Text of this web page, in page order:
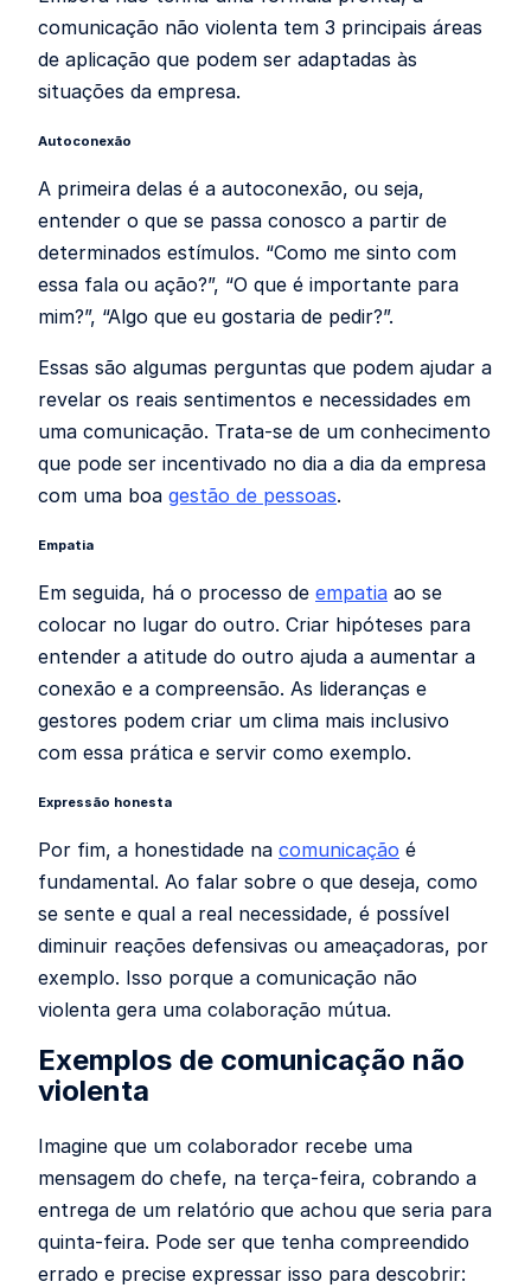
comunicação não violenta tem 3 principais áreas
de aplicação que podem ser adaptadas às
situações da empresa.
Autoconexão
A primeira delas é a autoconexão, ou seja,
entender o que se passa conosco a partir de
determinados estímulos. “Como me sinto com
essa fala ou ação?”, “O que é importante para
mim?”, “Algo que eu gostaria de pedir?”.
Essas são algumas perguntas que podem ajudar a
revelar os reais sentimentos e necessidades em
uma comunicação. Trata-se de um conhecimento
que pode ser incentivado no dia a dia da empresa
com uma boa gestão de pessoas.
Empatia
Em seguida, há o processo de empatia ao se
colocar no lugar do outro. Criar hipóteses para
entender a atitude do outro ajuda a aumentar a
conexão e a compreensão. As lideranças e
gestores podem criar um clima mais inclusivo
com essa prática e servir como exemplo.
Expressão honesta
Por fim, a honestidade na comunicação é
fundamental. Ao falar sobre o que deseja, como
se sente e qual a real necessidade, é possível
diminuir reações defensivas ou ameaçadoras, por
exemplo. Isso porque a comunicação não
violenta gera uma colaboração mútua.
Exemplos de comunicação não
violenta
Imagine que um colaborador recebe uma
mensagem do chefe, na terça-feira, cobrando a
entrega de um relatório que achou que seria para
quinta-feira. Pode ser que tenha compreendido
errado e precise expressar isso para descobrir: